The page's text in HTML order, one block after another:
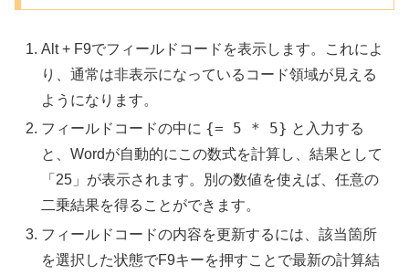
Alt + F9でフィールドコードを表示します。これによ
り、通常は非表示になっているコード領域が見える
ようになります。
フィールドコードの中に {= 5 * 5} と入力する
と、Wordが自動的にこの数式を計算し、結果として
「25」が表示されます。別の数値を使えば、任意の
二乗結果を得ることができます。
フィールドコードの内容を更新するには、該当箇所
を選択した状態でF9キーを押すことで最新の計算結